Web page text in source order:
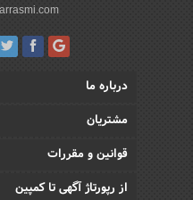
درباره ما
مشتریان
قوانین و مقررات
از رپورتاژ آگهی تا کمپین